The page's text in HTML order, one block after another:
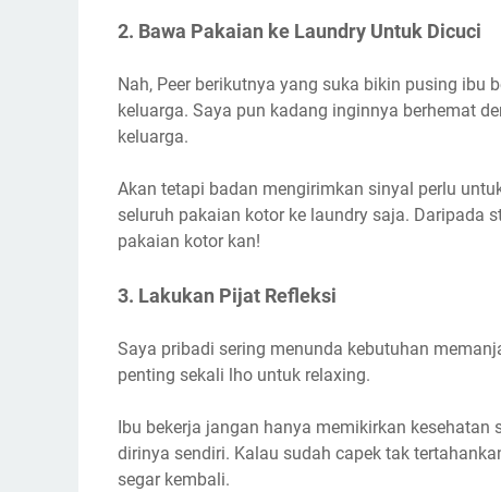
2. Bawa Pakaian ke Laundry Untuk Dicuci
Nah, Peer berikutnya yang suka bikin pusing
keluarga. Saya pun kadang inginnya berhemat
keluarga.
Akan tetapi badan mengirimkan sinyal perlu
seluruh pakaian kotor ke laundry saja. Daripada
pakaian kotor kan!
3. Lakukan Pijat Refleksi
Saya pribadi sering menunda kebutuhan
penting sekali lho untuk relaxing.
Ibu bekerja jangan hanya memikirkan
dirinya sendiri. Kalau sudah capek tak
segar kembali.